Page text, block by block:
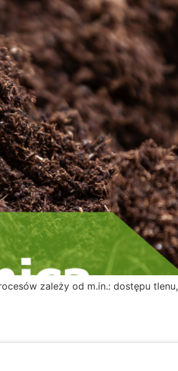
zależy od m.in.: dostępu tlenu,